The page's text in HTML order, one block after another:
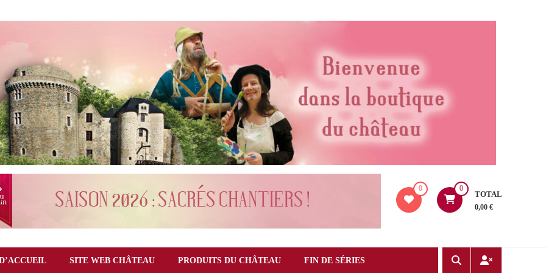
0 0
TOTAL
0,00 €
SITE WEB CHÂTEAU PRODUITS DU CHÂTEAU FIN DE SÉRIES